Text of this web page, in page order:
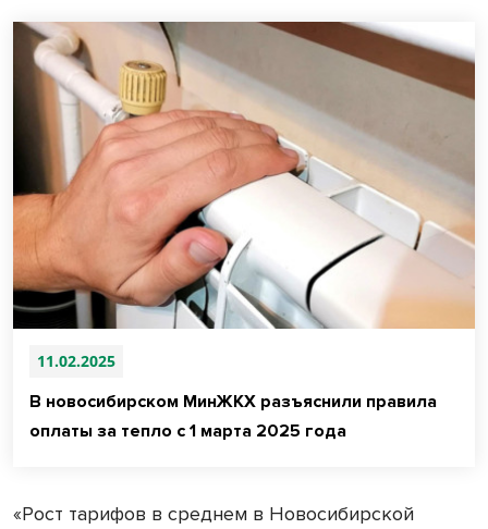
11.02.2025
В новосибирском МинЖКХ разъяснили правила
оплаты за тепло с 1 марта 2025 года
«Рост тарифов в среднем в Новосибирской